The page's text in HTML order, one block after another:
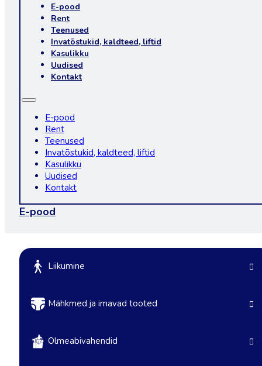
E-pood
Rent
Teenused
Invatõstukid, kaldteed, liftid
Kasulikku
Uudised
Kontakt
E-pood
Rent
Teenused
Invatõstukid, kaldteed, liftid
Kasulikku
Uudised
Kontakt
E-pood
Liikumine
Mähkmed ja imavad tooted
Olmeabivahendid